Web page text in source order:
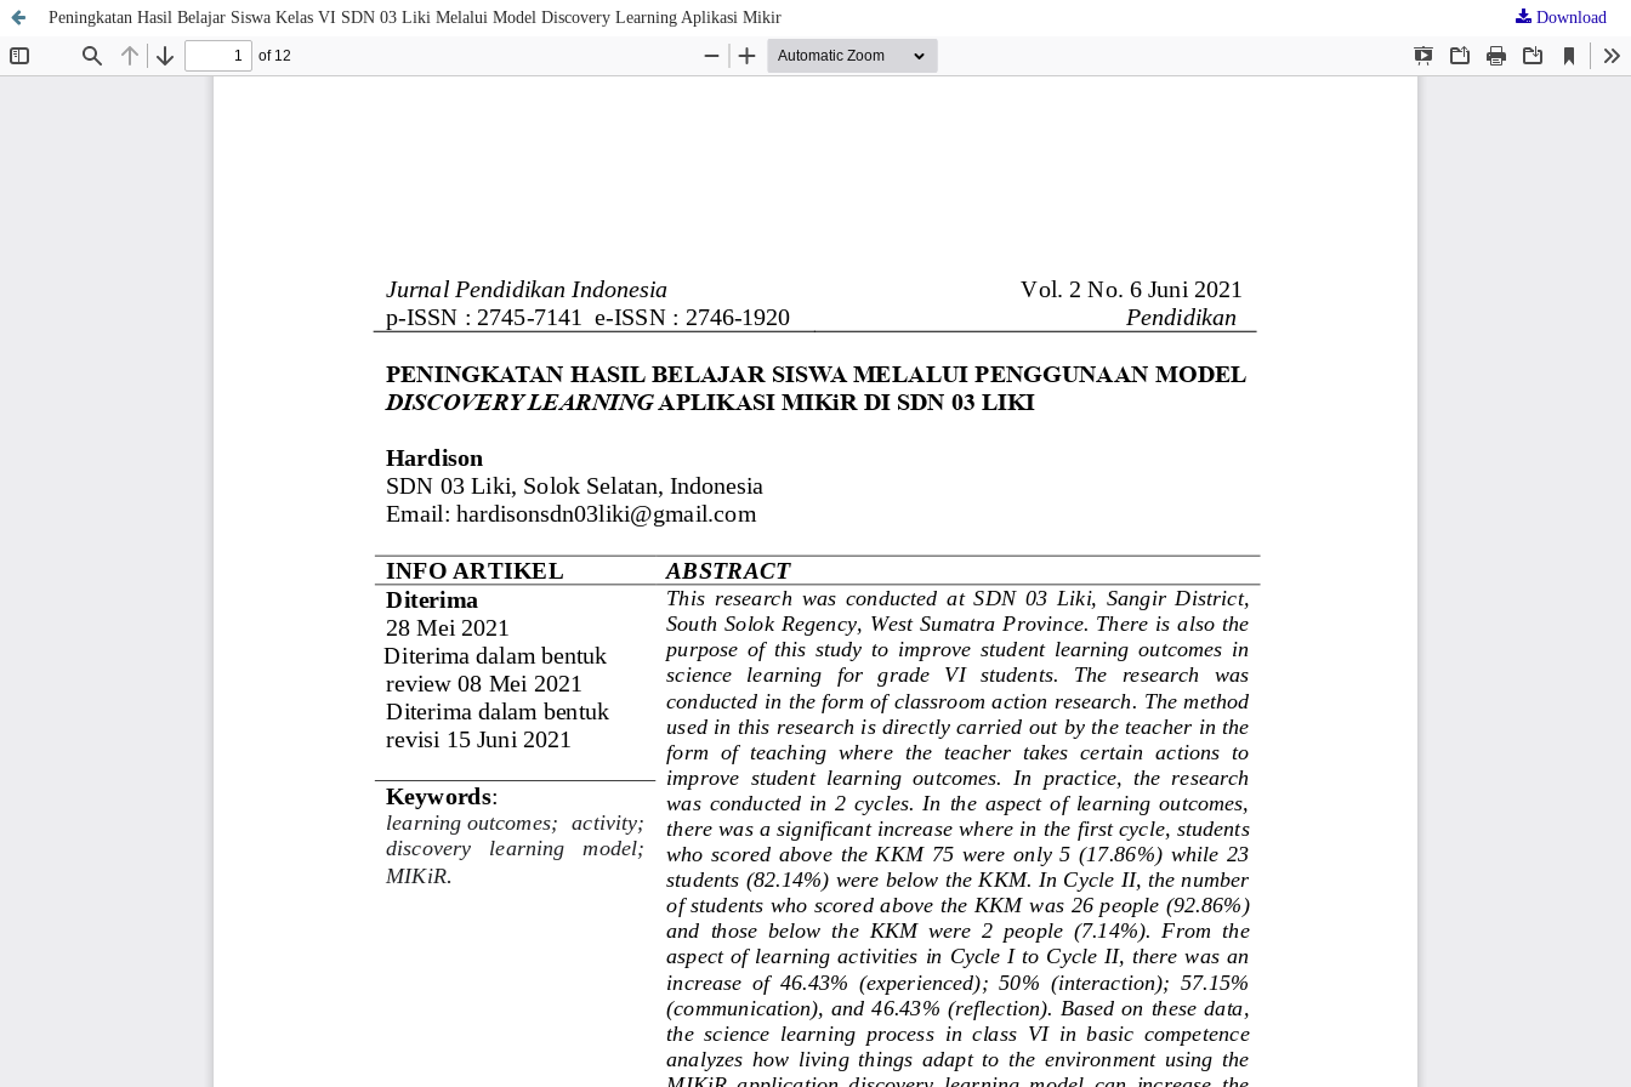
Peningkatan Hasil Belajar Siswa Kelas VI SDN 03 Liki Melalui Model Discovery Learning Aplikasi Mikir Download